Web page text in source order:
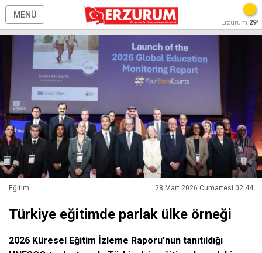
MENÜ
Erzurum 29°
Eğitim 28 Mart 2026 Cumartesi 02:44
Türkiye eğitimde parlak ülke örneği
2026 Küresel Eğitim İzleme Raporu'nun tanıtıldığı